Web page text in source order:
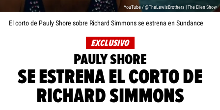
YouTube / @TheLewisBrothers | The Ellen Show
El corto de Pauly Shore sobre Richard Simmons se estrena en Sundance
EXCLUSIVO
PAULY SHORE
SE ESTRENA EL CORTO DE
RICHARD SIMMONS